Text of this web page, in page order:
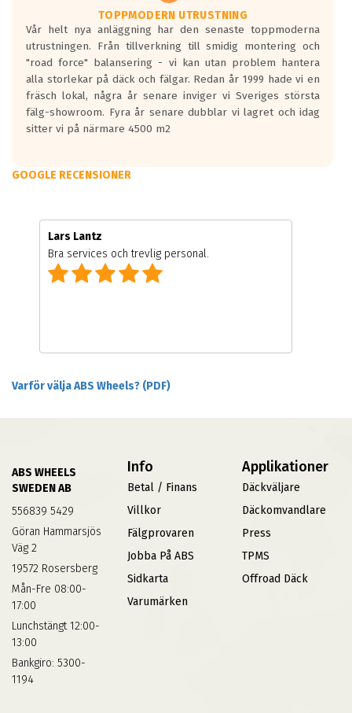
TOPPMODERN UTRUSTNING
Vår helt nya anläggning har den senaste toppmoderna
utrustningen. Från tillverkning till smidig montering och
"road force" balansering - vi kan utan problem hantera
alla storlekar på däck och fälgar. Redan år 1999 hade vi en
fräsch lokal, några år senare inviger vi Sveriges största
fälg-showroom. Fyra år senare dubblar vi lagret och idag
sitter vi på närmare 4500 m2
GOOGLE RECENSIONER
Lars Lantz
Bra services och trevlig personal.
Varför välja ABS Wheels? (PDF)
ABS WHEELS
SWEDEN AB
556839 5429
Göran Hammarsjös
Väg 2
19572 Rosersberg
Mån-Fre 08:00-
17:00
Lunchstängt 12:00-
13:00
Bankgiro: 5300-
1194
Info
Betal / Finans
Villkor
Fälgprovaren
Jobba På ABS
Sidkarta
Varumärken
Applikationer
Däckväljare
Däckomvandlare
Press
TPMS
Offroad Däck